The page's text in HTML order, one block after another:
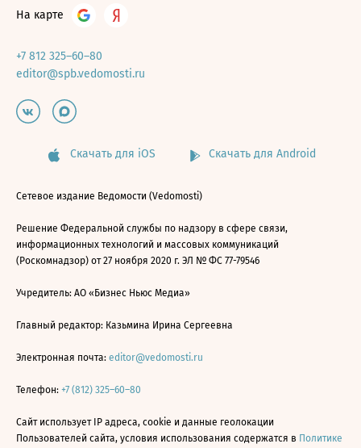
На карте
+7 812 325–60–80
editor@spb.vedomosti.ru
Скачать для iOS Скачать для Android
Сетевое издание Ведомости (Vedomosti)
Решение Федеральной службы по надзору в сфере связи,
информационных технологий и массовых коммуникаций
(Роскомнадзор) от 27 ноября 2020 г. ЭЛ № ФС 77-79546
Учредитель: АО «Бизнес Ньюс Медиа»
Главный редактор: Казьмина Ирина Сергеевна
Электронная почта: editor@vedomosti.ru
Телефон: +7 (812) 325–60–80
Сайт использует IP адреса, cookie и данные геолокации
Пользователей сайта, условия использования содержатся в Политике